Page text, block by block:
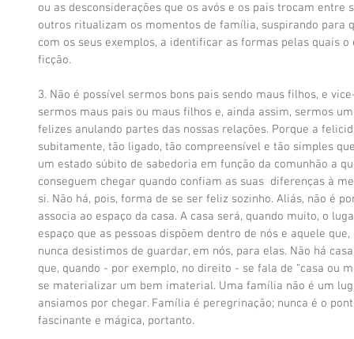
ou as desconsiderações que os avós e os pais trocam entre
outros ritualizam os momentos de família, suspirando para
com os seus exemplos, a identificar as formas pelas quais
ficção.
3. Não é possível sermos bons pais sendo maus filhos, e
sermos maus pais ou maus filhos e, ainda assim, sermos
felizes anulando partes das nossas relações. Porque a
subitamente, tão ligado, tão compreensível e tão simples
um estado súbito de sabedoria em função da comunhão a
conseguem chegar quando confiam as suas  diferenças à
si. Não há, pois, forma de se ser feliz sozinho. Aliás, não é
associa ao espaço da casa. A casa será, quando muito, o
espaço que as pessoas dispõem dentro de nós e aquele
nunca desistimos de guardar, em nós, para elas. Não há
que, quando - por exemplo, no direito - se fala de “casa ou
se materializar um bem imaterial. Uma família não é um
ansiamos por chegar. Família é peregrinação; nunca é o
fascinante e mágica, portanto.